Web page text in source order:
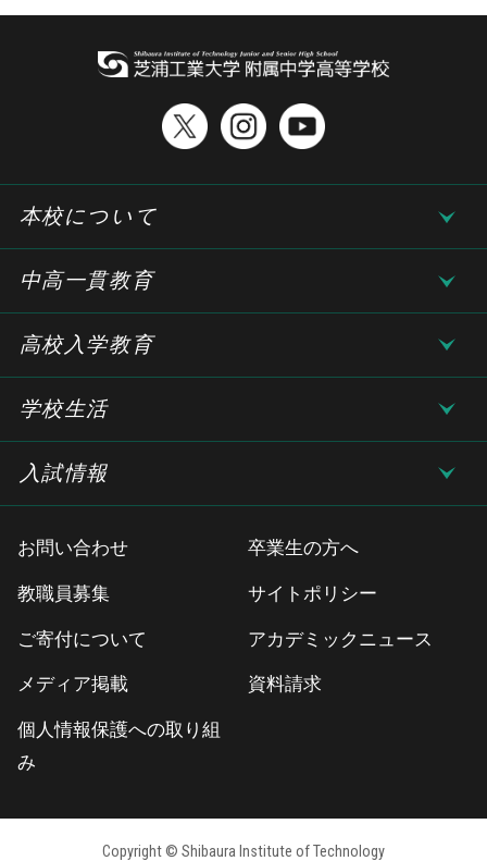
本校について
中高一貫教育
高校入学教育
学校生活
入試情報
お問い合わせ 卒業生の方へ
教職員募集 サイトポリシー
ご寄付について アカデミックニュース
メディア掲載 資料請求
個人情報保護への取り組
み
Copyright © Shibaura Institute of Technology